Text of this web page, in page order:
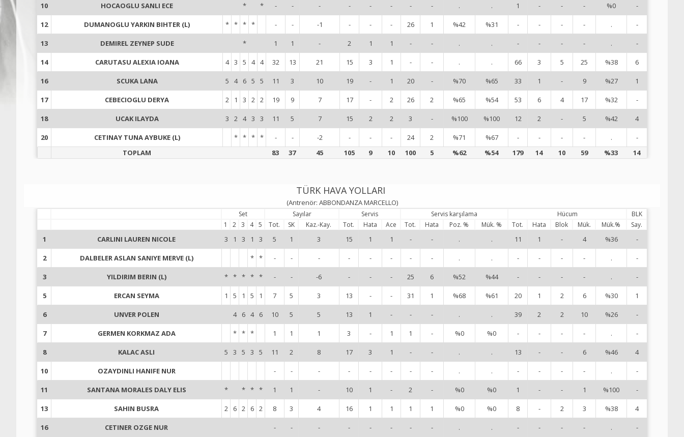
10 HOCAOGLU SANLI ECE * * - - - - - - - - . . 1 - - - %0 -
12 DUMANOGLU YARKIN BIHTER (L) * * * * - - -1 - - - 26 1 %42 %31 - - - - . -
13 DEMIREL ZEYNEP SUDE * 1 1 - 2 1 1 - - . . - - - - . -
14 CARUTASU ALEXIA IOANA 4 3 5 4 4 32 13 21 15 3 1 - - . . 66 3 5 25 %38 6
16 SCUKA LANA 5 4 6 5 5 11 3 10 19 - 1 20 - %70 %65 33 1 - 9 %27 1
17 CEBECIOGLU DERYA 2 1 3 2 2 19 9 7 17 - 2 26 2 %65 %54 53 6 4 17 %32 -
18 UCAK ILAYDA 3 2 4 3 3 11 5 7 15 2 2 3 - %100 %100 12 2 - 5 %42 4
20 CETINAY TUNA AYBUKE (L) * * * * - - -2 - - - 24 2 %71 %67 - - - - .
-
TOPLAM
83 37 45 105 9 10 100 5 %62 %54 179 14 10 59 %33 14
TÜRK HAVA YOLLARI
(Antrenör: ABBONDANZA MARCELLO)
Set Sayılar Servis Servis karşılama Hücum
BLK
1
2 3 4 5 Tot. SK Kaz.-Kay. Tot. Hata Ace Tot. Hata Poz. % Mük. % Tot. Hata Blok Mük. Mük.% Say.
1 CARLINI LAUREN NICOLE 3 1 3 1 3 5 1 3 15 1 1 - - . . 11 1 - 4 %36 -
2 DALBELER ASLAN SANIYE MERVE (L) * * - - - - - - - - . . - - - - . -
3 YILDIRIM BERIN (L) * * * * * - - -6 - - - 25 6 %52 %44 - - - - . -
5 ERCAN SEYMA 1 5 1 5 1 7 5 3 13 - - 31 1 %68 %61 20 1 2 6 %30 1
6 UNVER POLEN 4 6 4 6 10 5 5 13 1 - - - . . 39 2 2 10 %26 -
7 GERMEN KORKMAZ ADA * * * 1 1 1 3 - 1 1 - %0 %0 - - - - . -
8 KALAC ASLI 5 3 5 3 5 11 2 8 17 3 1 - - . . 13 - - 6 %46 4
10 OZAYDINLI HANIFE NUR - - - - - - - - . . - - - - . -
11 SANTANA MORALES DALY ELIS * * * * 1 1 - 10 1 - 2 - %0 %0 1 - - 1 %100 -
13 SAHIN BUSRA 2 6 2 6 2 8 3 4 16 1 1 1 1 %0 %0 8 - 2 3 %38 4
16 CETINER OZGE NUR - - - - - - - - . . - - - - . -